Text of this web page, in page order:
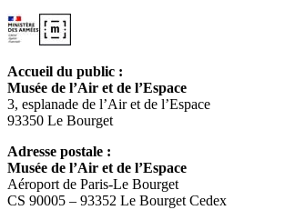
Accueil du public :
Musée de l’Air et de l’Espace
3, esplanade de l’Air et de l’Espace
93350 Le Bourget
Adresse postale :
Musée de l’Air et de l’Espace
Aéroport de Paris-Le Bourget
CS 90005 – 93352 Le Bourget Cedex